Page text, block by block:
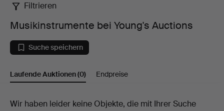
Musikinstrumente
bei
Young's
Auctions
Filtrieren
Musikinstrumente bei Young's Auctions
Suche speichern
Laufende Auktionen(0) Endpreise
Laufende
Wir haben leider keine Objekte, die mit Ihrer Suche